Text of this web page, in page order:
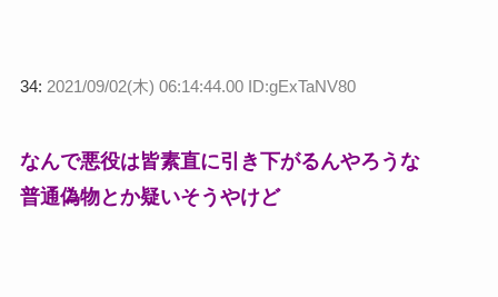
34: 2021/09/02(木) 06:14:44.00 ID:gExTaNV80
なんで悪役は皆素直に引き下がるんやろうな
普通偽物とか疑いそうやけど